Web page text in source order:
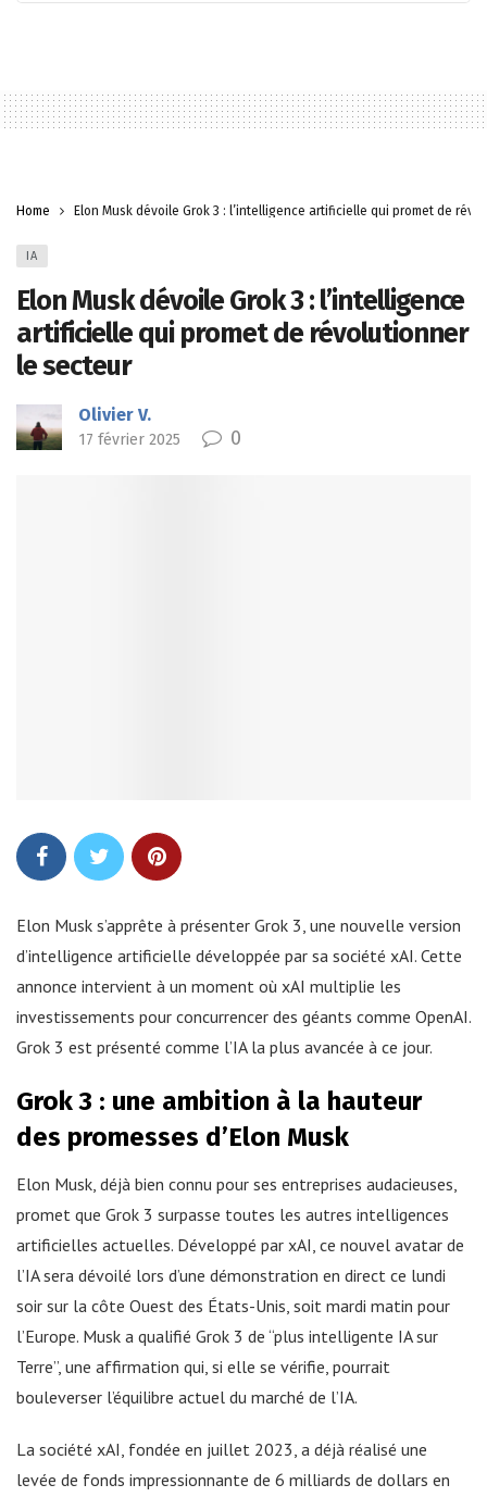
Home Elon Musk dévoile Grok 3 : l’intelligence artificielle qui promet de
IA
Elon Musk dévoile Grok 3 : l’intelligence
artificielle qui promet de révolutionner
le secteur
Olivier V.
17 février 2025 0
Elon Musk s’apprête à présenter Grok 3, une nouvelle version
d’intelligence artificielle développée par sa société xAI. Cette
annonce intervient à un moment où xAI multiplie les
investissements pour concurrencer des géants comme OpenAI.
Grok 3 est présenté comme l’IA la plus avancée à ce jour.
Grok 3 : une ambition à la hauteur
des promesses d’Elon Musk
Elon Musk, déjà bien connu pour ses entreprises audacieuses,
promet que Grok 3 surpasse toutes les autres intelligences
artificielles actuelles. Développé par xAI, ce nouvel avatar de
l’IA sera dévoilé lors d’une démonstration en direct ce lundi
soir sur la côte Ouest des États-Unis, soit mardi matin pour
l’Europe. Musk a qualifié Grok 3 de “plus intelligente IA sur
Terre”, une affirmation qui, si elle se vérifie, pourrait
bouleverser l’équilibre actuel du marché de l’IA.
La société xAI, fondée en juillet 2023, a déjà réalisé une
levée de fonds impressionnante de 6 milliards de dollars en